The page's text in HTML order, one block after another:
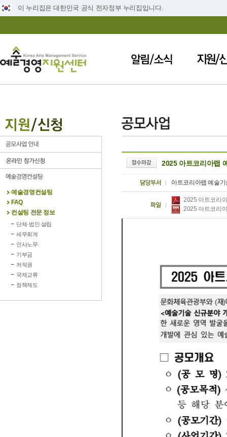
이 누리집은 대한민국 공식 전자정부 누리집입니다.
예술경영컨설팅
FAQ
컨설팅 전문 정보
단체·법인 설립
세무회계
인사노무
기부금
저작권
국제교류
정책제도
2025 아트코리아랩
아트코리아랩 예술
2025 아트코리
2025 아트코리